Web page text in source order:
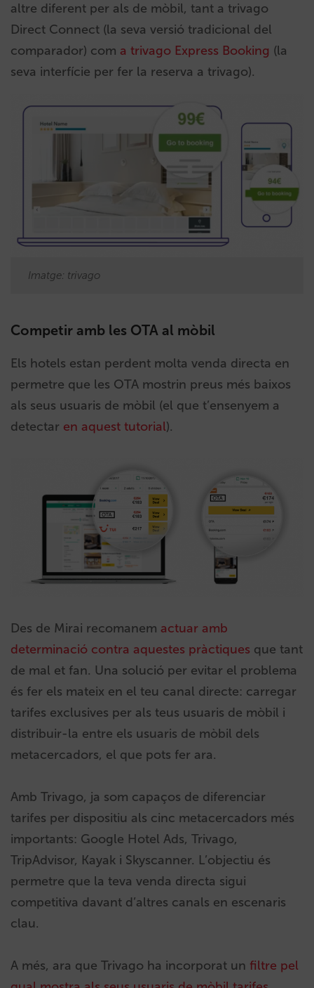
altre diferent per als de mòbil, tant a trivago
Direct Connect (la seva versió tradicional del
comparador) com a trivago Express Booking (la
seva interfície per fer la reserva a trivago).
Imatge: trivago
Competir amb les OTA al mòbil
Els hotels estan perdent molta venda directa en
permetre que les OTA mostrin preus més baixos
als seus usuaris de mòbil (el que t’ensenyem a
detectar en aquest tutorial).
Des de Mirai recomanem actuar amb
determinació contra aquestes pràctiques que tant
de mal et fan. Una solució per evitar el problema
és fer els mateix en el teu canal directe: carregar
tarifes exclusives per als teus usuaris de mòbil i
distribuir-la entre els usuaris de mòbil dels
metacercadors, el que pots fer ara.
Amb Trivago, ja som capaços de diferenciar
tarifes per dispositiu als cinc metacercadors més
importants: Google Hotel Ads, Trivago,
TripAdvisor, Kayak i Skyscanner. L’objectiu és
permetre que la teva venda directa sigui
competitiva davant d’altres canals en escenaris
clau.
A més, ara que Trivago ha incorporat un filtre pel